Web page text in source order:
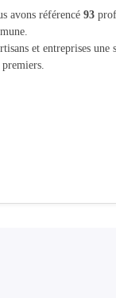
avons référencé 93
et entreprises